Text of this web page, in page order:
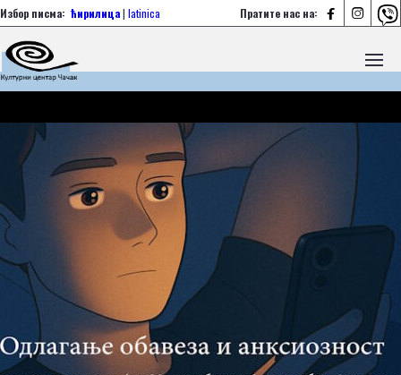
Пратите нас на:   
Избор писма: ћирилица| latinica